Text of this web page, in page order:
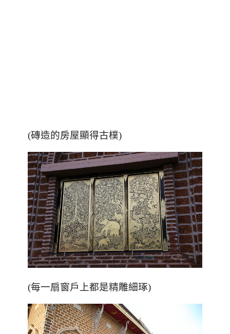
(磚造的房屋顯得古樸)
(每一扇窗戶上都是精雕細琢)